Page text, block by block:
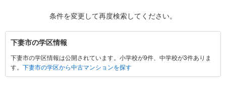
条件を変更して再度検索してください。
妻
市
に
下妻市の学区情報
下妻市の学区情報は公開されています。小学校が9件、中学校が3件ありま
す。 下妻市の学区から中古マンションを探す